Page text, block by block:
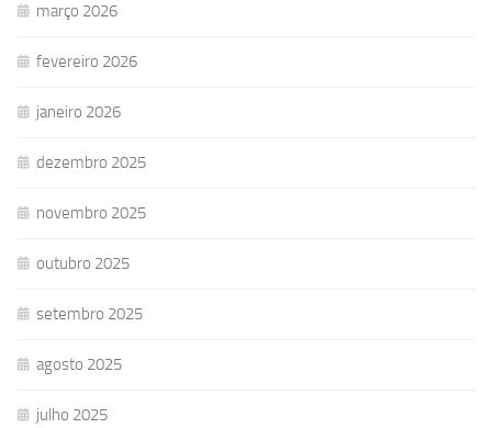
março 2026
fevereiro 2026
janeiro 2026
dezembro 2025
novembro 2025
outubro 2025
setembro 2025
agosto 2025
julho 2025